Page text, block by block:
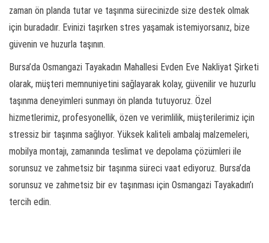
zaman ön planda tutar ve taşınma sürecinizde size destek olmak
için buradadır. Evinizi taşırken stres yaşamak istemiyorsanız, bize
güvenin ve huzurla taşının.
Bursa’da Osmangazi Tayakadın Mahallesi Evden Eve Nakliyat Şirketi
olarak, müşteri memnuniyetini sağlayarak kolay, güvenilir ve huzurlu
taşınma deneyimleri sunmayı ön planda tutuyoruz. Özel
hizmetlerimiz, profesyonellik, özen ve verimlilik, müşterilerimiz için
stressiz bir taşınma sağlıyor. Yüksek kaliteli ambalaj malzemeleri,
mobilya montajı, zamanında teslimat ve depolama çözümleri ile
sorunsuz ve zahmetsiz bir taşınma süreci vaat ediyoruz. Bursa’da
sorunsuz ve zahmetsiz bir ev taşınması için Osmangazi Tayakadın’ı
tercih edin.